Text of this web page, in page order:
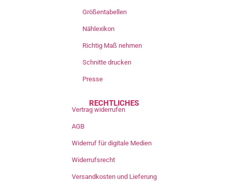
Größentabellen
Nählexikon
Richtig Maß nehmen
Schnitte drucken
Presse
RECHTLICHES
Vertrag widerrufen
AGB
Widerruf für digitale Medien
Widerrufsrecht
Versandkosten und Lieferung